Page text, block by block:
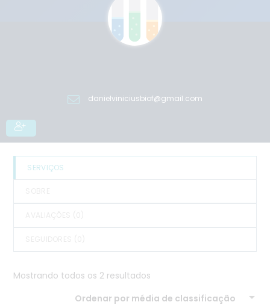
danielviniciusbiof@gmail.com
SERVIÇOS
Mostrando todos os 2 resultados
Ordenar por média de classificação